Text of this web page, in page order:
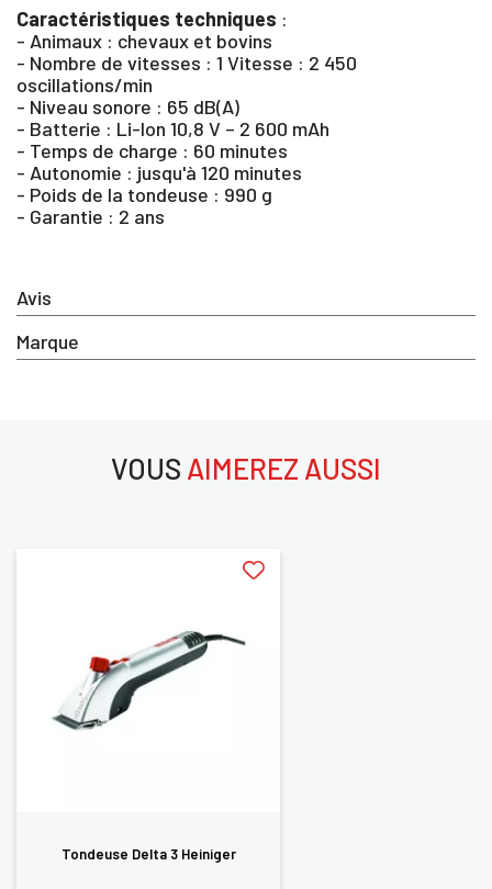
Avis
Marque
Caractéristiques techniques :
- Animaux : chevaux et bovins
- Nombre de vitesses : 1 Vitesse : 2 450
oscillations/min
- Niveau sonore : 65 dB(A)
- Batterie : Li-Ion 10,8 V – 2 600 mAh
- Temps de charge : 60 minutes
- Autonomie : jusqu'à 120 minutes
- Poids de la tondeuse : 990 g
- Garantie : 2 ans
VOUS AIMEREZ AUSSI
Tondeuse Delta 3 Heiniger
ANNULER